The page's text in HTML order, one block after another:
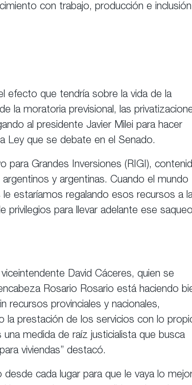
con trabajo, producción e inclusión
efecto que tendría sobre la vida de la
la moratoria previsional, las
al presidente Javier Milei para hacer
Ley que se debate en el Senado.
para Grandes Inversiones (RIGI),
y argentinas. Cuando el mundo
estaríamos regalando esos recursos a
para llevar adelante ese
David Cáceres, quien se
Rosario Rosario está haciendo
recursos provinciales y nacionales,
la prestación de los servicios con lo
medida de raíz justicialista que busca
viviendas” destacó.
cada lugar para que le vaya lo